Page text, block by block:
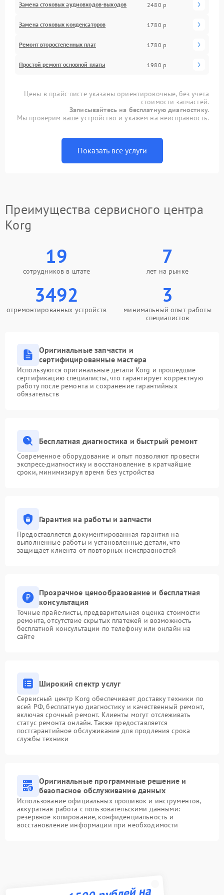
Замена стоковых аудиовходов-выходов 2480 р
Замена стоковых конденсаторов 1780 р
Ремонт второстепенных плат 1780 р
Простой ремонт основной платы 1980 р
Цены в прайс-листе указаны ориентировочные, без учета
стоимости запчастей.
Записывайтесь на бесплатную диагностику.
Мы проверим ваше устройство и укажем на неисправность.
Показать все услуги
Преимущества сервисного центра
Korg
19
сотрудников в штате
7
лет на рынке
3492
отремонтированных устройств
3
минимальный опыт работы
специалистов
Оригинальные запчасти и
сертифицированные мастера
Используются оригинальные детали Korg и прошедшие
сертификацию специалисты, что гарантирует корректную
работу после ремонта и сохранение гарантийных
обязательств
Бесплатная диагностика и быстрый ремонт
Современное оборудование и опыт позволяют провести
экспресс-диагностику и восстановление в кратчайшие
сроки, минимизируя время без устройства
Гарантия на работы и запчасти
Предоставляется документированная гарантия на
выполненные работы и установленные детали, что
защищает клиента от повторных неисправностей
Прозрачное ценообразование и бесплатная
консультация
Точные прайс-листы, предварительная оценка стоимости
ремонта, отсутствие скрытых платежей и возможность
бесплатной консультации по телефону или онлайн на
сайте
Широкий спектр услуг
Сервисный центр Korg обеспечивает доставку техники по
всей РФ, бесплатную диагностику и качественный ремонт,
включая срочный ремонт. Клиенты могут отслеживать
статус ремонта онлайн. Также предоставляется
постгарантийное обслуживание для продления срока
службы техники
Оригинальные программные решение и
безопасное обслуживание данных
Использование официальных прошивок и инструментов,
аккуратная работа с пользовательскими данными:
резервное копирование, конфиденциальность и
восстановление информации при необходимости